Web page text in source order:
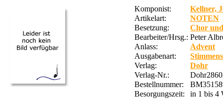
Komponist:
Kellner,
Artikelart:
NOTEN
Besetzung:
Chor
Bearbeiter/Hrsg.: Peter
Anlass:
Advent
Ausgabenart:
Verlag:
Dohr
Verlag-Nr.:
Bestellnummer:
Besorgungszeit:
in 1 bis 4